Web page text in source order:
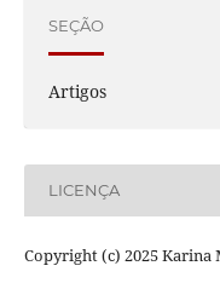
SEÇÃO
Artigos
LICENÇA
Copyright (c) 2025 Karina